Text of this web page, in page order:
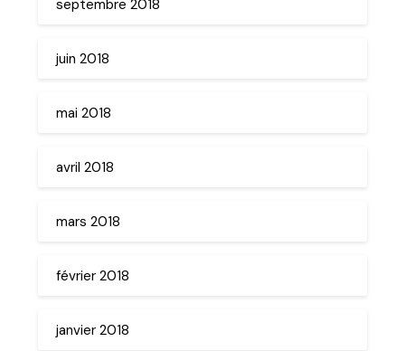
septembre 2018
juin 2018
mai 2018
avril 2018
mars 2018
février 2018
janvier 2018